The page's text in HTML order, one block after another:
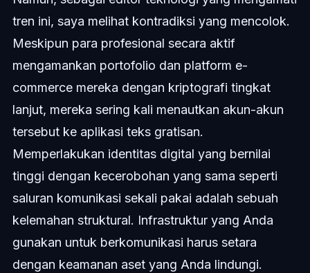
tren ini, saya melihat kontradiksi yang mencolok.
Meskipun para profesional secara aktif
mengamankan portofolio dan platform e-
commerce mereka dengan kriptografi tingkat
lanjut, mereka sering kali menautkan akun-akun
tersebut ke aplikasi teks gratisan.
Memperlakukan identitas digital yang bernilai
tinggi dengan kecerobohan yang sama seperti
saluran komunikasi sekali pakai adalah sebuah
kelemahan struktural. Infrastruktur yang Anda
gunakan untuk berkomunikasi harus setara
dengan keamanan aset yang Anda lindungi.